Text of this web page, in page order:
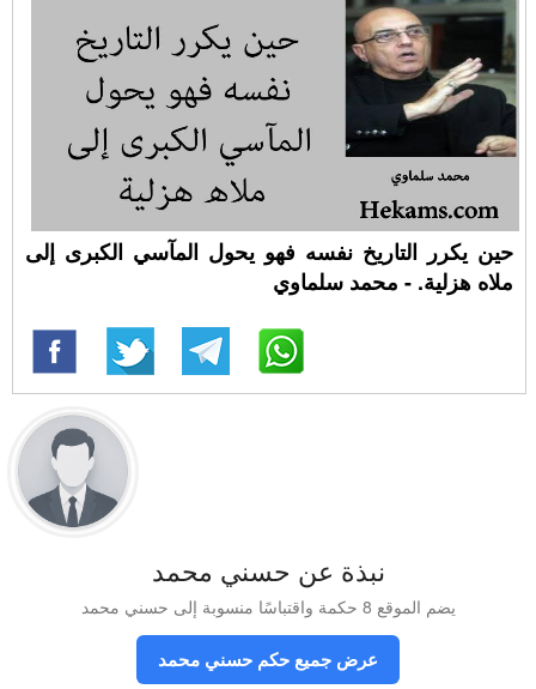
حين يكرر التاريخ نفسه فهو يحول المآسي الكبرى إلى
ملاه هزلية. - محمد سلماوي
نبذة عن حسني محمد
يضم الموقع 8 حكمة واقتباسًا منسوبة إلى حسني محمد
عرض جميع حكم حسني محمد